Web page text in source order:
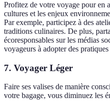
Profitez de votre voyage pour en
cultures et les enjeux
Par exemple, participez à des
traditions culinaires. De plus,
écoresponsables sur les médias
voyageurs à adopter des
7. Voyager Léger
Faire ses valises de manière
votre bagage, vous diminuez les